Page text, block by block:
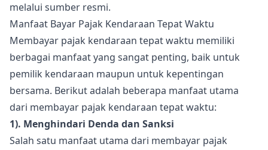
melalui sumber resmi.
Manfaat Bayar Pajak Kendaraan Tepat Waktu
Membayar pajak kendaraan tepat waktu memiliki
berbagai manfaat yang sangat penting, baik untuk
pemilik kendaraan maupun untuk kepentingan
bersama. Berikut adalah beberapa manfaat utama
dari membayar pajak kendaraan tepat waktu:
1). Menghindari Denda dan Sanksi
Salah satu manfaat utama dari membayar pajak